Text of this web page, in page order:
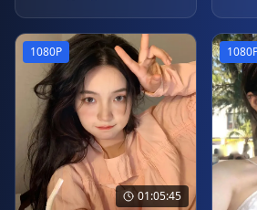
01:05:45
1080P